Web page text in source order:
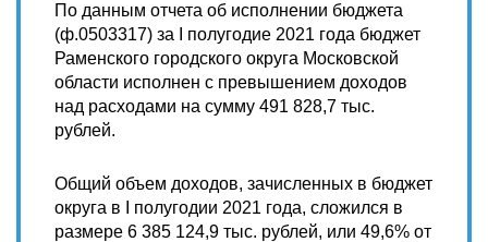
По данным отчета об исполнении бюджета
(ф.0503317) за I полугодие 2021 года бюджет
Раменского городского округа Московской
области исполнен с превышением доходов
над расходами на сумму 491 828,7 тыс.
рублей.
Общий объем доходов, зачисленных в бюджет
округа в I полугодии 2021 года, сложился в
размере 6 385 124,9 тыс. рублей, или 49,6% от